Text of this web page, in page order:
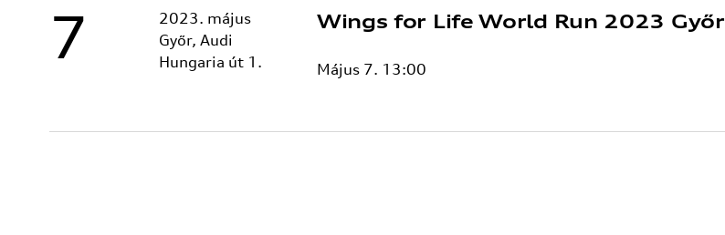
7
2023. május
Győr, Audi
Hungaria út 1.
Wings for Life World Run 2023 Győr
Május 7. 13:00